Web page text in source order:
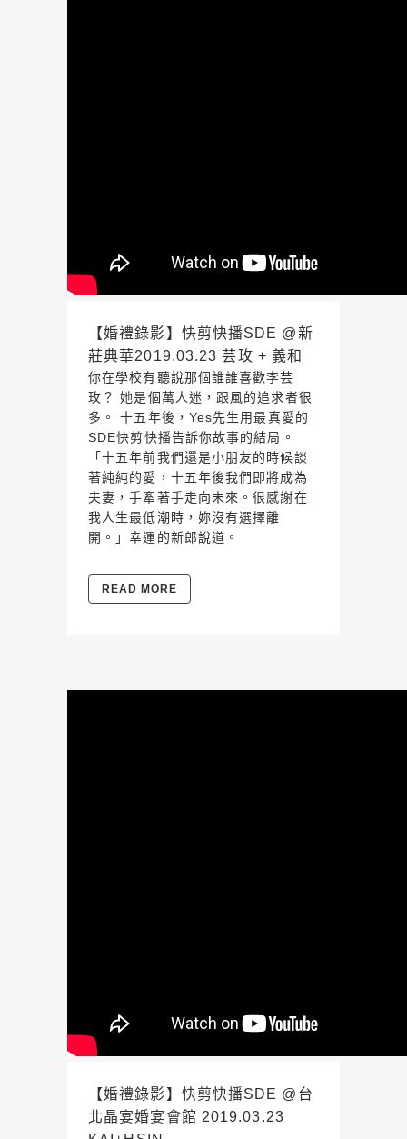
【婚禮錄影】快剪快播SDE @新
莊典華2019.03.23 芸玫 + 義和
你在學校有聽說那個誰誰喜歡李芸
玫？ 她是個萬人迷，跟風的追求者很
多。 十五年後，Yes先生用最真愛的
SDE快剪快播告訴你故事的結局。
「十五年前我們還是小朋友的時候談
著純純的愛，十五年後我們即將成為
夫妻，手牽著手走向未來。很感謝在
我人生最低潮時，妳沒有選擇離
開。」幸運的新郎說道。
READ MORE
【婚禮錄影】快剪快播SDE @台
北晶宴婚宴會館 2019.03.23